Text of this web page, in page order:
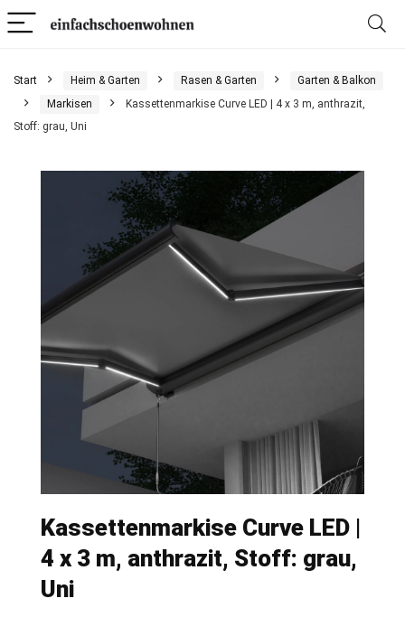
Start Heim & Garten Rasen & Garten
Garten & Balkon
Markisen
Kassettenmarkise Curve LED | 4 x 3 m, anthrazit,
Stoff: grau, Uni
Kassettenmarkise Curve LED |
4 x 3 m, anthrazit, Stoff: grau,
Uni